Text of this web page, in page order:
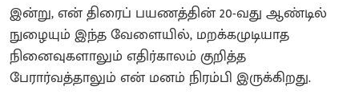
இன்று, என் திரைப் பயணத்தின் 20-வது ஆண்டில்
நுழையும் இந்த வேளையில், மறக்கமுடியாத
நினைவுகளாலும் எதிர்காலம் குறித்த
பேரார்வத்தாலும் என் மனம் நிரம்பி இருக்கிறது.